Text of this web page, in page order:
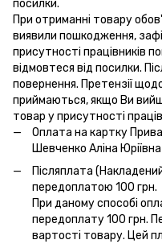
посилки.
При отриманні товару
виявили пошкодження,
присутності працівників
відмовтеся від посилки.
повернення. Претензії
приймаються, якщо Ви
товар у присутності
Оплата на картку
Шевченко Аліна Юріївна
Післяплата
передоплатою 100 грн.
При даному способі
передоплату 100 грн.
вартості товару. Цей